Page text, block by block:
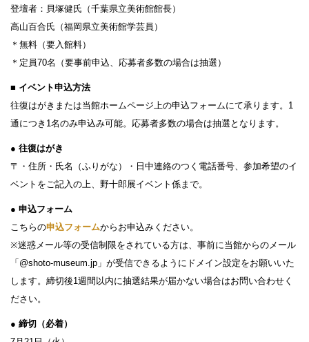
建設計画から開館まで
美術館概要
事業記録
登壇者：貝塚健氏（千葉県立美術館館長）
高山百合氏（福岡県立美術館学芸員）
＊無料（要入館料）
＊定員70名（要事前申込、応募者多数の場合は抽選）
■ イベント申込方法
往復はがきまたは当館ホームページ上の申込フォームにて承ります。1
通につき1名のみ申込み可能。応募者多数の場合は抽選となります。
● 往復はがき
〒・住所・氏名（ふりがな）・日中連絡のつく電話番号、参加希望のイ
ベントをご記入の上、野十郎展イベント係まで。
● 申込フォーム
こちらの申込フォームからお申込みください。
※迷惑メール等の受信制限をされている方は、事前に当館からのメール
「@shoto-museum.jp」が受信できるようにドメイン設定をお願いいた
します。締切後1週間以内に抽選結果が届かない場合はお問い合わせく
ださい。
● 締切（必着）